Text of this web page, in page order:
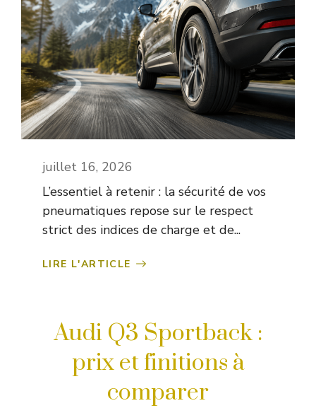
juillet 16, 2026
L’essentiel à retenir : la sécurité de vos
pneumatiques repose sur le respect
strict des indices de charge et de...
LIRE L'ARTICLE
Audi Q3 Sportback :
prix et finitions à
comparer